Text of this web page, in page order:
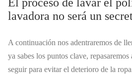
lavadora no será un
A continuación nos adentraremos de
ya sabes los puntos clave,
seguir para evitar el deterioro de la